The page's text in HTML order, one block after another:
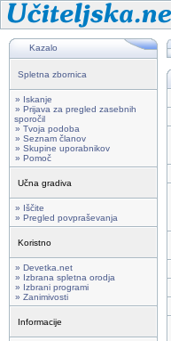
Kazalo
Spletna zbornica
» Iskanje
» Prijava za pregled zasebnih
sporočil
» Tvoja podoba
» Seznam članov
» Skupine uporabnikov
» Pomoč
Učna gradiva
» Iščite
» Pregled povpraševanja
Koristno
» Devetka.net
» Izbrana spletna orodja
» Izbrani programi
» Zanimivosti
Informacije